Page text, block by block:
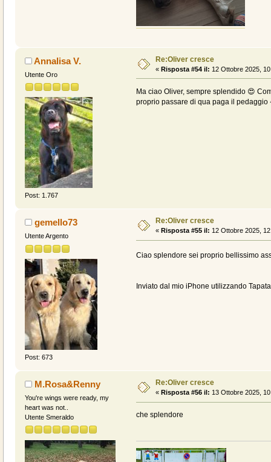
Annalisa V.
Utente Oro
Post: 1.767
Re:Oliver cresce
« Risposta #54 il: 12 Ottobre 2025,
Ma ciao Oliver, sempre splendido 😍
proprio passare di qua paga il pedaggio
gemello73
Utente Argento
Post: 673
Re:Oliver cresce
« Risposta #55 il: 12 Ottobre 2025,
Ciao splendore sei proprio bellissimo
Inviato dal mio iPhone utilizzando
M.Rosa&Renny
You're wings were ready, my
heart was not..
Utente Smeraldo
Re:Oliver cresce
« Risposta #56 il: 13 Ottobre 2025,
che splendore